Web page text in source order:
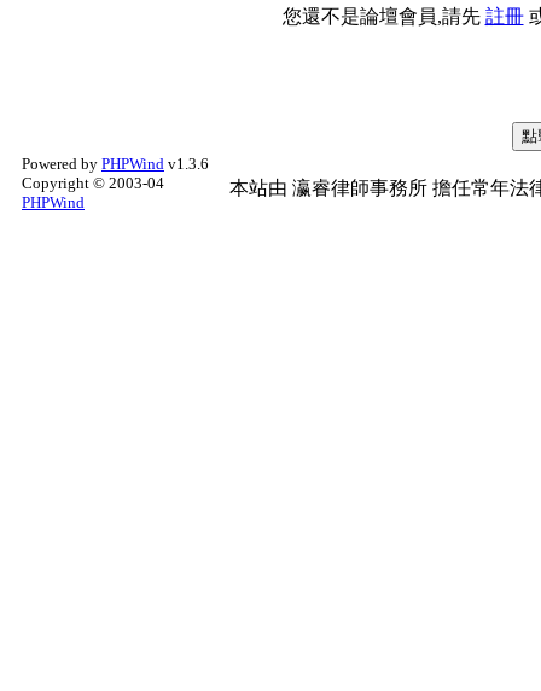
您還不是論壇會員,請先 註冊
Powered by PHPWind v1.3.6
Copyright © 2003-04
PHPWind
本站由 瀛睿律師事務所 擔任常年法